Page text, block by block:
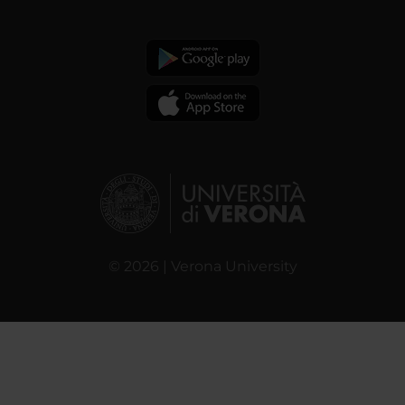
© 2026 | Verona University